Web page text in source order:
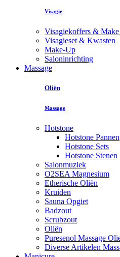
Visagie
Visagiekoffers & Make
Visagieset & Kwasten
Make-Up
Saloninrichting
Massage
Oliën
Massage
Hotstone
Hotstone Pannen
Hotstone Sets
Hotstone Stenen
Salonmuziek
O2SEA Magnesium
Etherische Oliën
Kruiden
Sauna Opgiet
Badzout
Scrubzout
Oliën
Puresenol Massage
Diverse Artikelen